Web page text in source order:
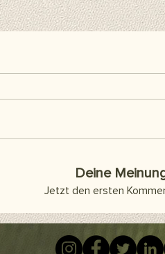
Deine
Jetzt den ersten